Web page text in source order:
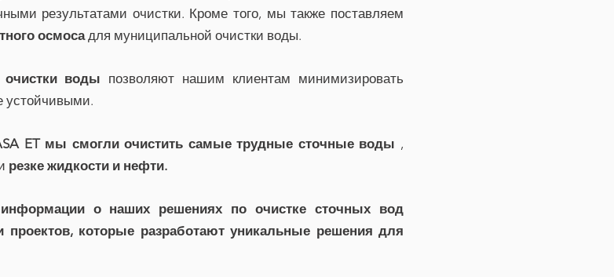
результатами очистки. Кроме того, мы также поставляем
осмосадля муниципальной очистки воды.
воды позволяют нашим клиентам минимизировать
устойчивыми.
ET мы смогли очистить самые трудные сточные воды ,
резке жидкости и нефти.
о наших решениях по очистке сточных вод
которые разработают уникальные решения для